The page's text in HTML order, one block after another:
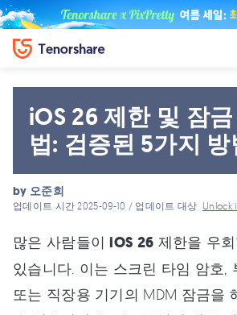
iOS 26 제한 및 잠
법: 검증된 5가지 방
by 오준희
업데이트 시간 2025-09-10 / 업데이트 대상 Unlock
많은 사람들이iOS 26 제한을 우
있습니다. 이는 스크린 타임 암호,
또는 직장용 기기의 MDM 잠금을